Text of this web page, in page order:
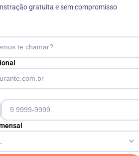
gratuita e sem compromisso